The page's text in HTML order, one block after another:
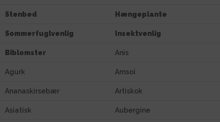
Stenbed Hængeplante
Sommerfuglvenlig Insektvenlig
Biblomster Anis
Agurk Amsoi
Ananaskirsebær Artiskok
Asiatisk Aubergine